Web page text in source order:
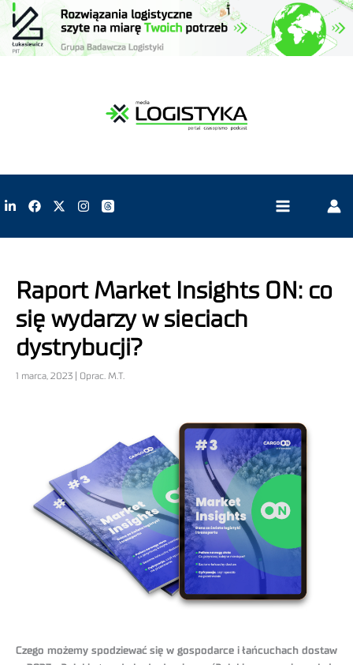
Raport Market Insights ON: co
się wydarzy w sieciach
dystrybucji?
1 marca, 2023 | Oprac. M.T.
Czego możemy spodziewać się w gospodarce i łańcuchach dostaw